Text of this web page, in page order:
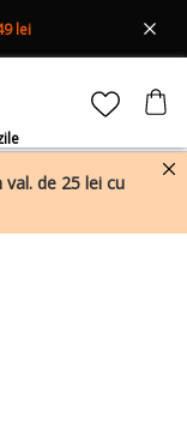
lei
val. de 25 lei cu